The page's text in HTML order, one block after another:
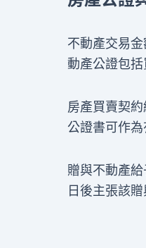
不動產交易
動產公證包
房產買賣契
公證書可作
贈與不動產
日後主張該贈